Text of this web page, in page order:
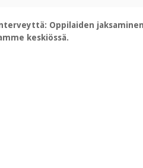
Oppilaiden
keskiössä.